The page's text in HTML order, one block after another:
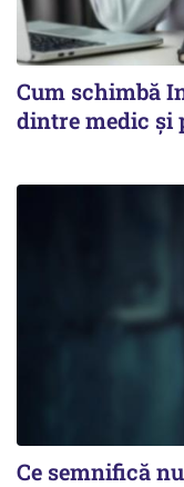
Cum schimbă
dintre medic și
Ce semnifică